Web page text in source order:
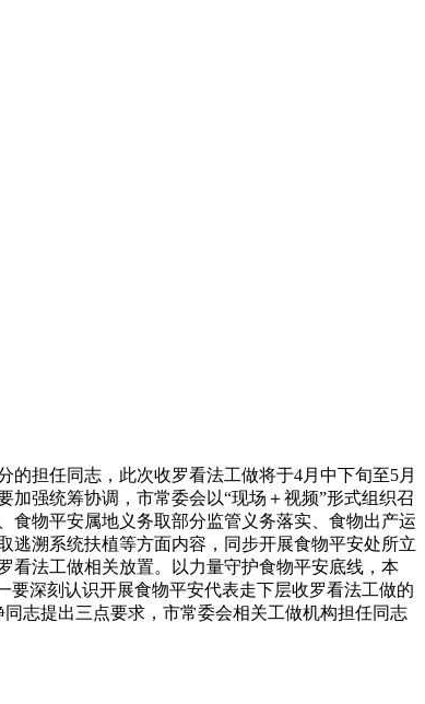
担任同志，此次收罗看法工做将于4月中下旬至5月
强统筹协调，市常委会以“现场＋视频”形式组织召
食物平安属地义务取部分监管义务落实、食物出产运
逃溯系统扶植等方面内容，同步开展食物平安处所立
看法工做相关放置。以力量守护食物平安底线，本
深刻认识开展食物平安代表走下层收罗看法工做的
志提出三点要求，市常委会相关工做机构担任同志